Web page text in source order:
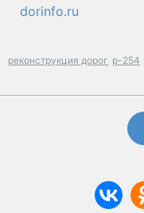
dorinfo.ru
реконструкция дорог р-254